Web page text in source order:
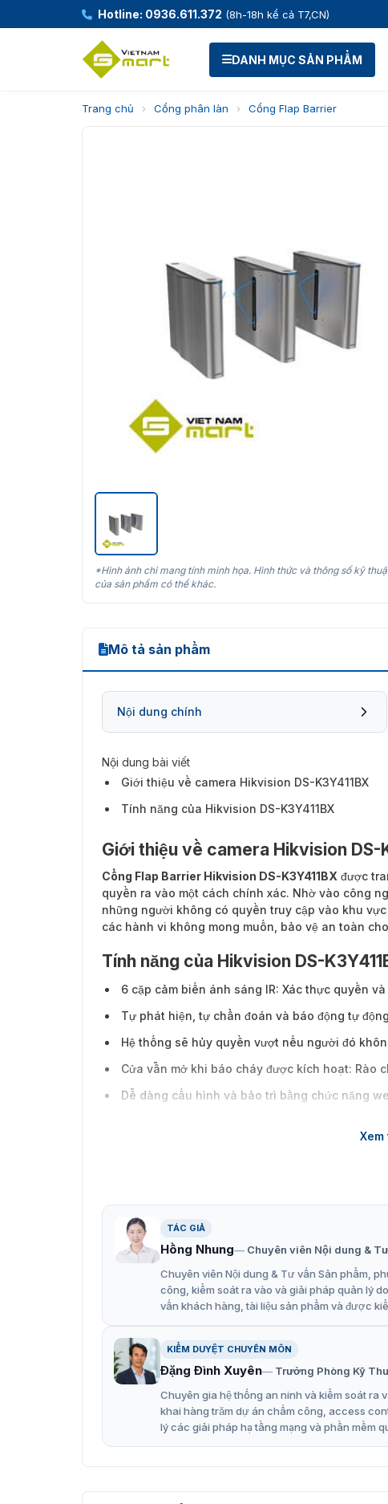
Hotline: 0936.611.372 (8h-18h kể cả T7,CN)
DANH MỤC SẢN PHẨM
Trang chủ › Cổng phân làn › Cổng Flap Barrier
*Hình ảnh chỉ mang tính minh họa. Hình thức và thông số kỹ
của sản phẩm có thể khác.
Mô tả sản phẩm
Nội dung chính
Nội dung bài viết
Giới thiệu về camera Hikvision DS-K3Y411BX
Tính năng của Hikvision DS-K3Y411BX
Giới thiệu về camera Hikvision DS-
Cổng Flap Barrier Hikvision DS-K3Y411BX được
quyền ra vào một cách chính xác. Nhờ vào công
những người không có quyền truy cập vào khu
các hành vi không mong muốn, bảo vệ an toàn
Tính năng của Hikvision DS-
6 cặp cảm biến ánh sáng IR: Xác thực quyền
Tự phát hiện, tự chẩn đoán và báo động tự
Hệ thống sẽ hủy quyền vượt nếu người đó
Cửa vẫn mở khi báo cháy được kích hoạt: Rào
Dễ dàng cấu hình và bảo trì bằng chức năng
Xem
TÁC GIẢ
Hồng Nhung
Chuyên viên Nội dung &
Chuyên viên Nội dung & Tư vấn Sản phẩm,
công, kiểm soát ra vào và giải pháp quản lý
vấn khách hàng, tài liệu sản phẩm và được
KIỂM DUYỆT CHUYÊN MÔN
Đặng Đình Xuyên
Trưởng Phòng Kỹ
Chuyên gia hệ thống an ninh và kiểm soát ra
khai hàng trăm dự án chấm công, access
lý các giải pháp hạ tầng mạng và phần mềm